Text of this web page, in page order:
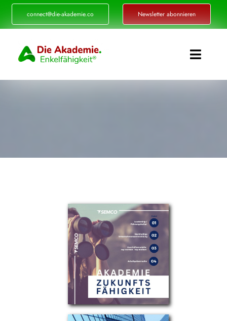
Zum
Inhalt
connect@die-akademie.co Newsletter abonnieren
Toggle
Standorte
Partner
Über uns